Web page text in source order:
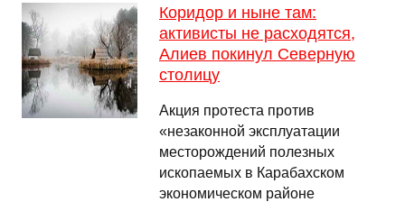
Коридор и ныне там:
активисты не расходятся,
Алиев покинул Северную
столицу
Акция протеста против
«незаконной эксплуатации
месторождений полезных
ископаемых в Карабахском
экономическом районе